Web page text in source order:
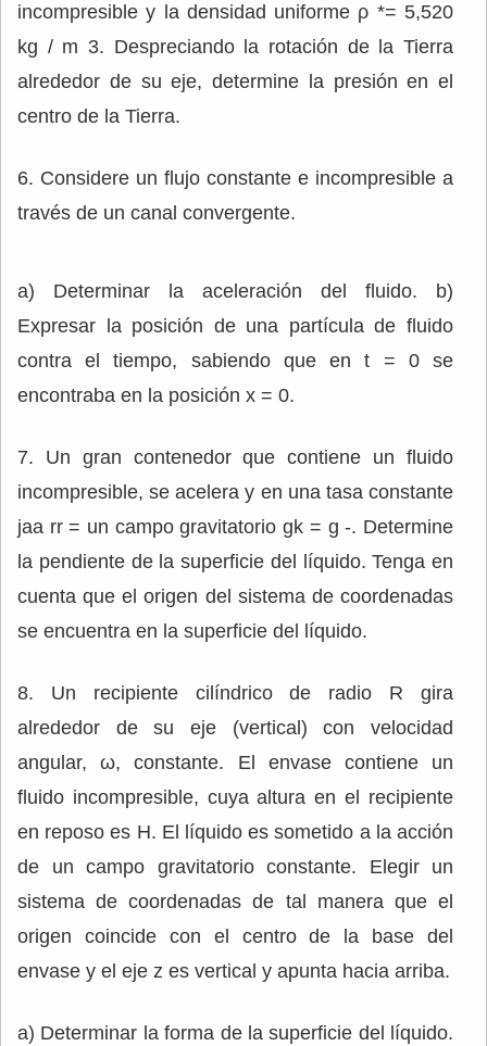
incompresible y la densidad uniforme ρ *= 5,520
kg / m 3. Despreciando la rotación de la Tierra
alrededor de su eje, determine la presión en el
centro de la Tierra.
6. Considere un flujo constante e incompresible a
través de un canal convergente.
a) Determinar la aceleración del fluido. b)
Expresar la posición de una partícula de fluido
contra el tiempo, sabiendo que en t = 0 se
encontraba en la posición x = 0.
7. Un gran contenedor que contiene un fluido
incompresible, se acelera y en una tasa constante
jaa rr = un campo gravitatorio gk = g -. Determine
la pendiente de la superficie del líquido. Tenga en
cuenta que el origen del sistema de coordenadas
se encuentra en la superficie del líquido.
8. Un recipiente cilíndrico de radio R gira
alrededor de su eje (vertical) con velocidad
angular, ω, constante. El envase contiene un
fluido incompresible, cuya altura en el recipiente
en reposo es H. El líquido es sometido a la acción
de un campo gravitatorio constante. Elegir un
sistema de coordenadas de tal manera que el
origen coincide con el centro de la base del
envase y el eje z es vertical y apunta hacia arriba.
a) Determinar la forma de la superficie del líquido.